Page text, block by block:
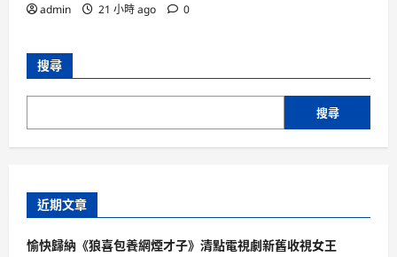
admin 21 小時 ago 0
搜尋
搜尋
近期文章
愉快歸納《狼喜包養網煙才子》清點電視劇新舊收視女王